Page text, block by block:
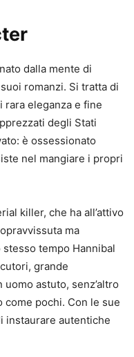
dalla mente di
romanzi. Si tratta di
rara eleganza e fine
degli Stati
è ossessionato
nel mangiare i propri
killer, che ha all’attivo
ma
tempo Hannibal
grande
astuto, senz’altro
come pochi. Con le sue
instaurare autentiche